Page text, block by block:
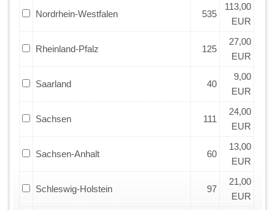
Nordrhein-Westfalen 535
113,00
EUR
Rheinland-Pfalz 125
27,00
EUR
Saarland 40
9,00
EUR
Sachsen 111
24,00
EUR
Sachsen-Anhalt 60
13,00
EUR
Schleswig-Holstein 97
21,00
EUR